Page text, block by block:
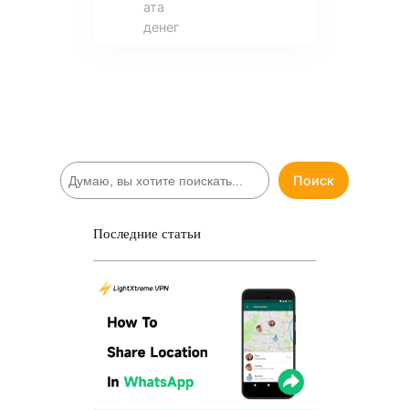
ата
денег
П
о
Поиск
Последние статьи